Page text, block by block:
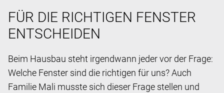
FÜR DIE RICHTIGEN FENSTER
ENTSCHEIDEN
Beim Hausbau steht irgendwann jeder vor der Frage:
Welche Fenster sind die richtigen für uns? Auch
Familie Mali musste sich dieser Frage stellen und